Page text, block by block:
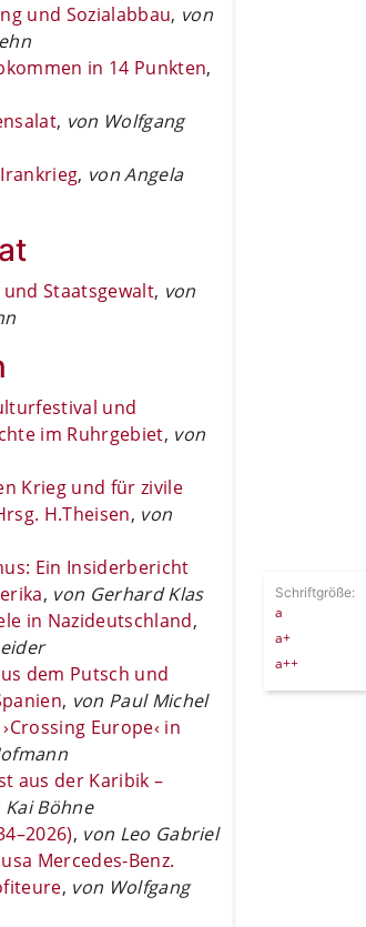
und Sozialabbau, von
in 14 Punkten,
, von Wolfgang
, von Angela
Staatsgewalt, von
und
im Ruhrgebiet, von
Krieg und für zivile
H.Theisen, von
Ein Insiderbericht
, von Gerhard Klas
in Nazideutschland,
dem Putsch und
, von Paul Michel
Europe‹ in
aus der Karibik –
Kai Böhne
, von Leo Gabriel
Mercedes-Benz.
, von Wolfgang
Schriftgröße:
a
a+
a++